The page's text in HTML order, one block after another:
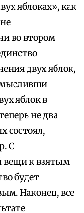
яблоках», как
во втором
двух яблок,
яблок в
не два
состоял,
С
вещи к взятым
будет
Наконец, все